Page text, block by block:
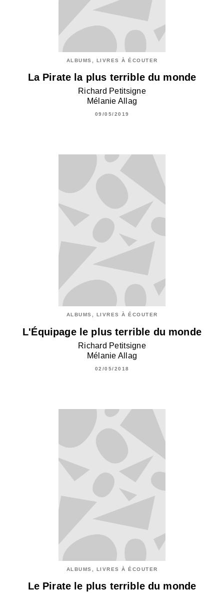
ALBUMS, LIVRES À ÉCOUTER
La Pirate la plus terrible du monde
Richard Petitsigne
Mélanie Allag
09/05/2019
ALBUMS, LIVRES À ÉCOUTER
L'Équipage le plus terrible du monde
Richard Petitsigne
Mélanie Allag
02/05/2018
ALBUMS, LIVRES À ÉCOUTER
Le Pirate le plus terrible du monde